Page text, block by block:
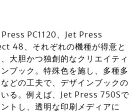
PC1120、Jet Press
48、それぞれの機種が得意と
大胆かつ独創的なクリエイティ
ブック。特殊色を施し、多種多
どの工夫で、デザインブックの
る。例えば、Jet Press 750Sで
トし、透明な印刷メディアに